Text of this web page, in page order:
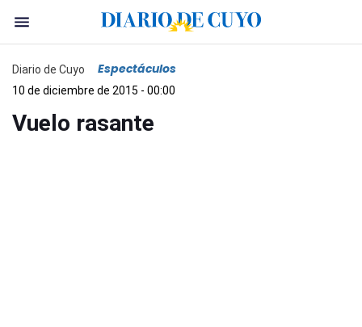
Diario de Cuyo Espectáculos
10 de diciembre de 2015 - 00:00
Vuelo rasante